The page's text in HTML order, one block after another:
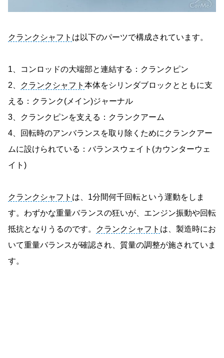
クランクシャフト は以下のパーツで構成されています。
1、コンロッドの大端部と連結する：クランクピン
2、
クランクシャフト 本体をシリンダブロックとともに支
える：クランク(メイン)ジャーナル
3、クランクピンを支える：クランクアーム
4、回転時のアンバランスを取り除くためにクランクアー
ムに設けられている：バランスウェイト(カウンターウェ
イト)
クランクシャフト は、1分間何千回転という運動をしま
す。わずかな重量バランスの狂いが、エンジン振動や回転
抵抗となりうるのです。
クランクシャフト は、製造時にお
いて重量バランスが確認され、質量の調整が施されていま
す。